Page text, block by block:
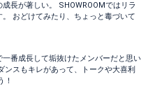
長が著しい。 SHOWROOMではリラ
おどけてみたり、ちょっと毒づいて
番成長して垢抜けたメンバーだと思い
ンスもキレがあって、トークや大喜利
！